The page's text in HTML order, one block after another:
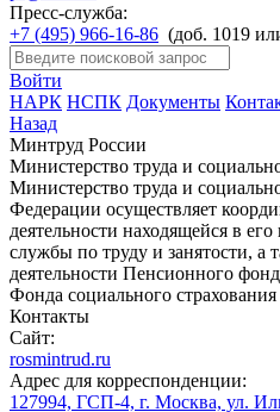
Пресс-служба:
+7 (495) 966-16-86 (доб. 1019
Войти
НАРК НСПК Документы
Назад
Минтруд России
Министерство труда и
Министерство труда и
Федерации осуществляет
деятельности находящейся в
службы по труду и занятости, а
деятельности Пенсионного
Фонда социального
Контакты
Сайт:
rosmintrud.ru
Адрес для корреспонденции:
127994, ГСП-4, г. Москва, ул.